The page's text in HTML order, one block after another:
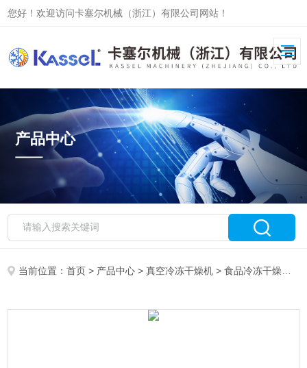
您好！欢迎访问卡塞尔机械（浙江）有限公司网站！
产品中心
当前位置：首页 > 产品中心 >真空冷冻干燥机 >食品冷冻干燥机